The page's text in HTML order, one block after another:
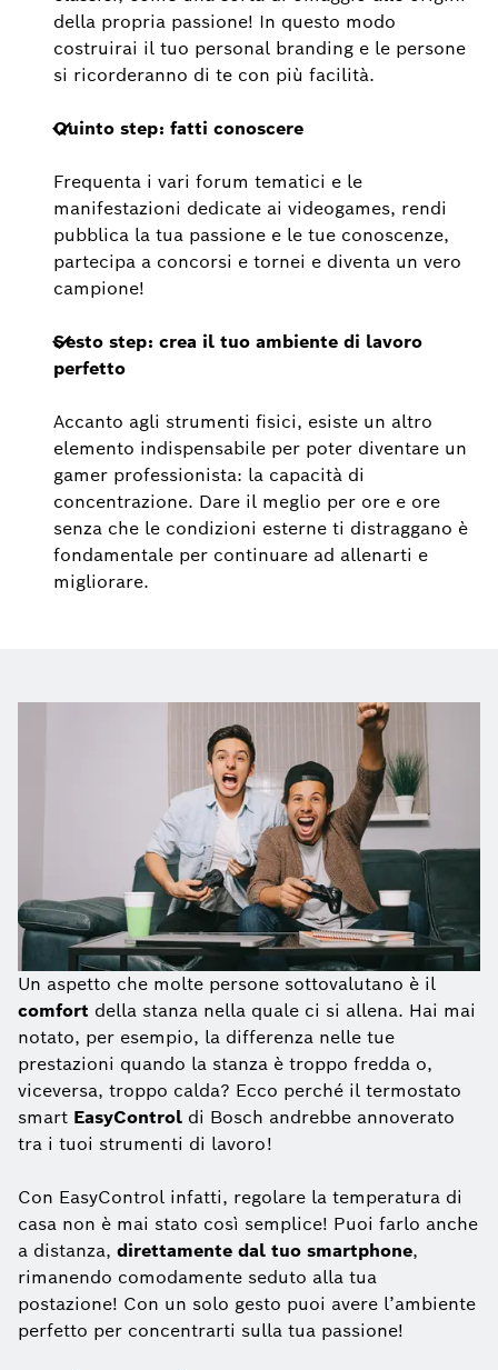
della propria passione! In questo modo
costruirai il tuo personal branding e le persone
si ricorderanno di te con più facilità.
Quinto step: fatti conoscere
Frequenta i vari forum tematici e le
manifestazioni dedicate ai videogames, rendi
pubblica la tua passione e le tue conoscenze,
partecipa a concorsi e tornei e diventa un vero
campione!
Sesto step: crea il tuo ambiente di lavoro
perfetto
Accanto agli strumenti fisici, esiste un altro
elemento indispensabile per poter diventare un
gamer professionista: la capacità di
concentrazione. Dare il meglio per ore e ore
senza che le condizioni esterne ti distraggano è
fondamentale per continuare ad allenarti e
migliorare.
Un aspetto che molte persone sottovalutano è il
comfort della stanza nella quale ci si allena. Hai mai
notato, per esempio, la differenza nelle tue
prestazioni quando la stanza è troppo fredda o,
viceversa, troppo calda? Ecco perché il termostato
smart EasyControl di Bosch andrebbe annoverato
tra i tuoi strumenti di lavoro!
Con EasyControl infatti, regolare la temperatura di
casa non è mai stato così semplice! Puoi farlo anche
a distanza, direttamente dal tuo smartphone,
rimanendo comodamente seduto alla tua
postazione! Con un solo gesto puoi avere l’ambiente
perfetto per concentrarti sulla tua passione!